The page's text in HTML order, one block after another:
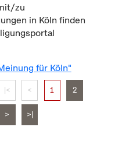
zu
in Köln finden
für Köln"
|< < 1 2
> >|